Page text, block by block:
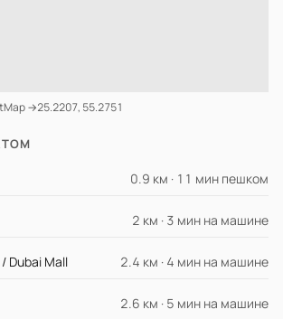
→25.2207, 55.2751
0.9 км · 11 мин пешком
2 км · 3 мин на машине
Dubai Mall 2.4 км · 4 мин на машине
2.6 км · 5 мин на машине